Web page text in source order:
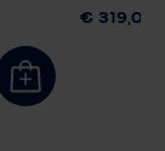
€ 319,00